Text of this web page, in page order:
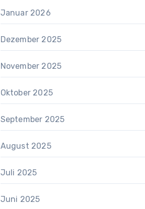
Januar 2026
Dezember 2025
November 2025
Oktober 2025
September 2025
August 2025
Juli 2025
Juni 2025